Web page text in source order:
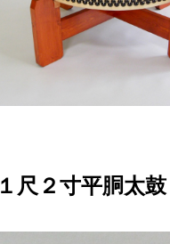
１尺２寸平胴太